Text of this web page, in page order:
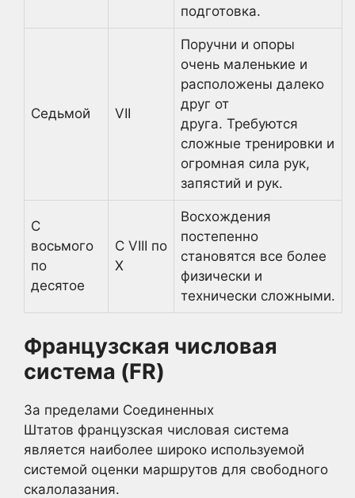
подготовка.
Седьмой VII
Поручни и опоры
очень маленькие и
расположены далеко
друг от
друга. Требуются
сложные тренировки и
огромная сила рук,
запястий и рук.
С
восьмого
по
десятое
С VIII по
X
Восхождения
постепенно
становятся все более
физически и
технически сложными.
Французская числовая
система (FR)
За пределами Соединенных
Штатов французская числовая система
является наиболее широко используемой
системой оценки маршрутов для свободного
скалолазания.